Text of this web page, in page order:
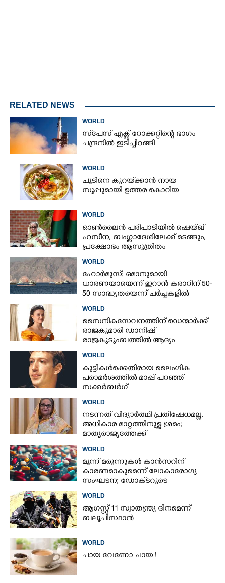
RELATED NEWS
WORLD
സ്‌പേസ് എക്സ് റോക്കറ്റിന്റെ ഭാഗം
ചന്ദ്രനിൽ ഇടിച്ചിറങ്ങി
WORLD
ചൂടിനെ കുറയ്‌ക്കാൻ നായ
സൂപ്പുമായി ഉത്തര കൊറിയ
WORLD
ഓൺലൈൻ പരിപാടിയിൽ ഷെയ്ഖ്
ഹസീന, ബംഗ്ളാദേശിലേക്ക് മടങ്ങും,
പ്രക്ഷോഭം ആസൂത്രിതം
WORLD
ഹോർമുസ്: ഒമാനുമായി
ധാരണയായെന്ന് ഇറാൻ കരാറിന് 50-
50 സാദ്ധ്യതയെന്ന് ചർച്ചകളിൽ
WORLD
സൈനികസേവനത്തിന് ഡെന്മാർക്ക്
രാജകുമാരി ഡാനിഷ്
രാജകുടുംബത്തിൽ ആദ്യം
WORLD
കുട്ടികൾക്കെതിരായ ലൈംഗിക
പരാമർശത്തിൽ മാപ്പ് പറഞ്ഞ്
സക്കർബർഗ്
WORLD
നടന്നത് വിദ്യാർത്ഥി പ്രതിഷേധമല്ല,​
അധികാര മാറ്റത്തിനുള്ള ശ്രമം;
മാതൃരാജ്യത്തേക്ക്
WORLD
മൂന്ന് മരുന്നുകൾ കാൻസറിന്
കാരണമാകുമെന്ന് ലോകാരോഗ്യ
സംഘടന; ഡോക്‌ടറുടെ
മുന്നറിയിപ്പ്
WORLD
ആഗസ്റ്റ് 11 സ്വാതന്ത്ര്യ ദിനമെന്ന്
ബലൂചിസ്ഥാൻ
WORLD
ചായ വേണോ ചായ !